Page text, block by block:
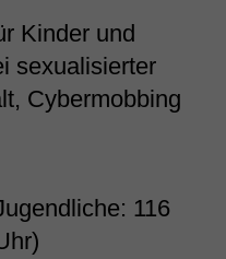
Kinder und
sexualisierter
Cybermobbing
116